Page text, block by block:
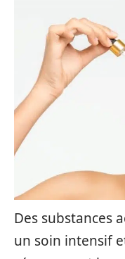
Des substances
un soin intensif